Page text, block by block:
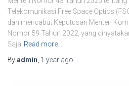
Telekomunikasi Free Space Optics
dan mencabut Keputusan Menteri
Nomor 59 Tahun 2022, yang
Saja Read more…
Byadmin 1 year ago